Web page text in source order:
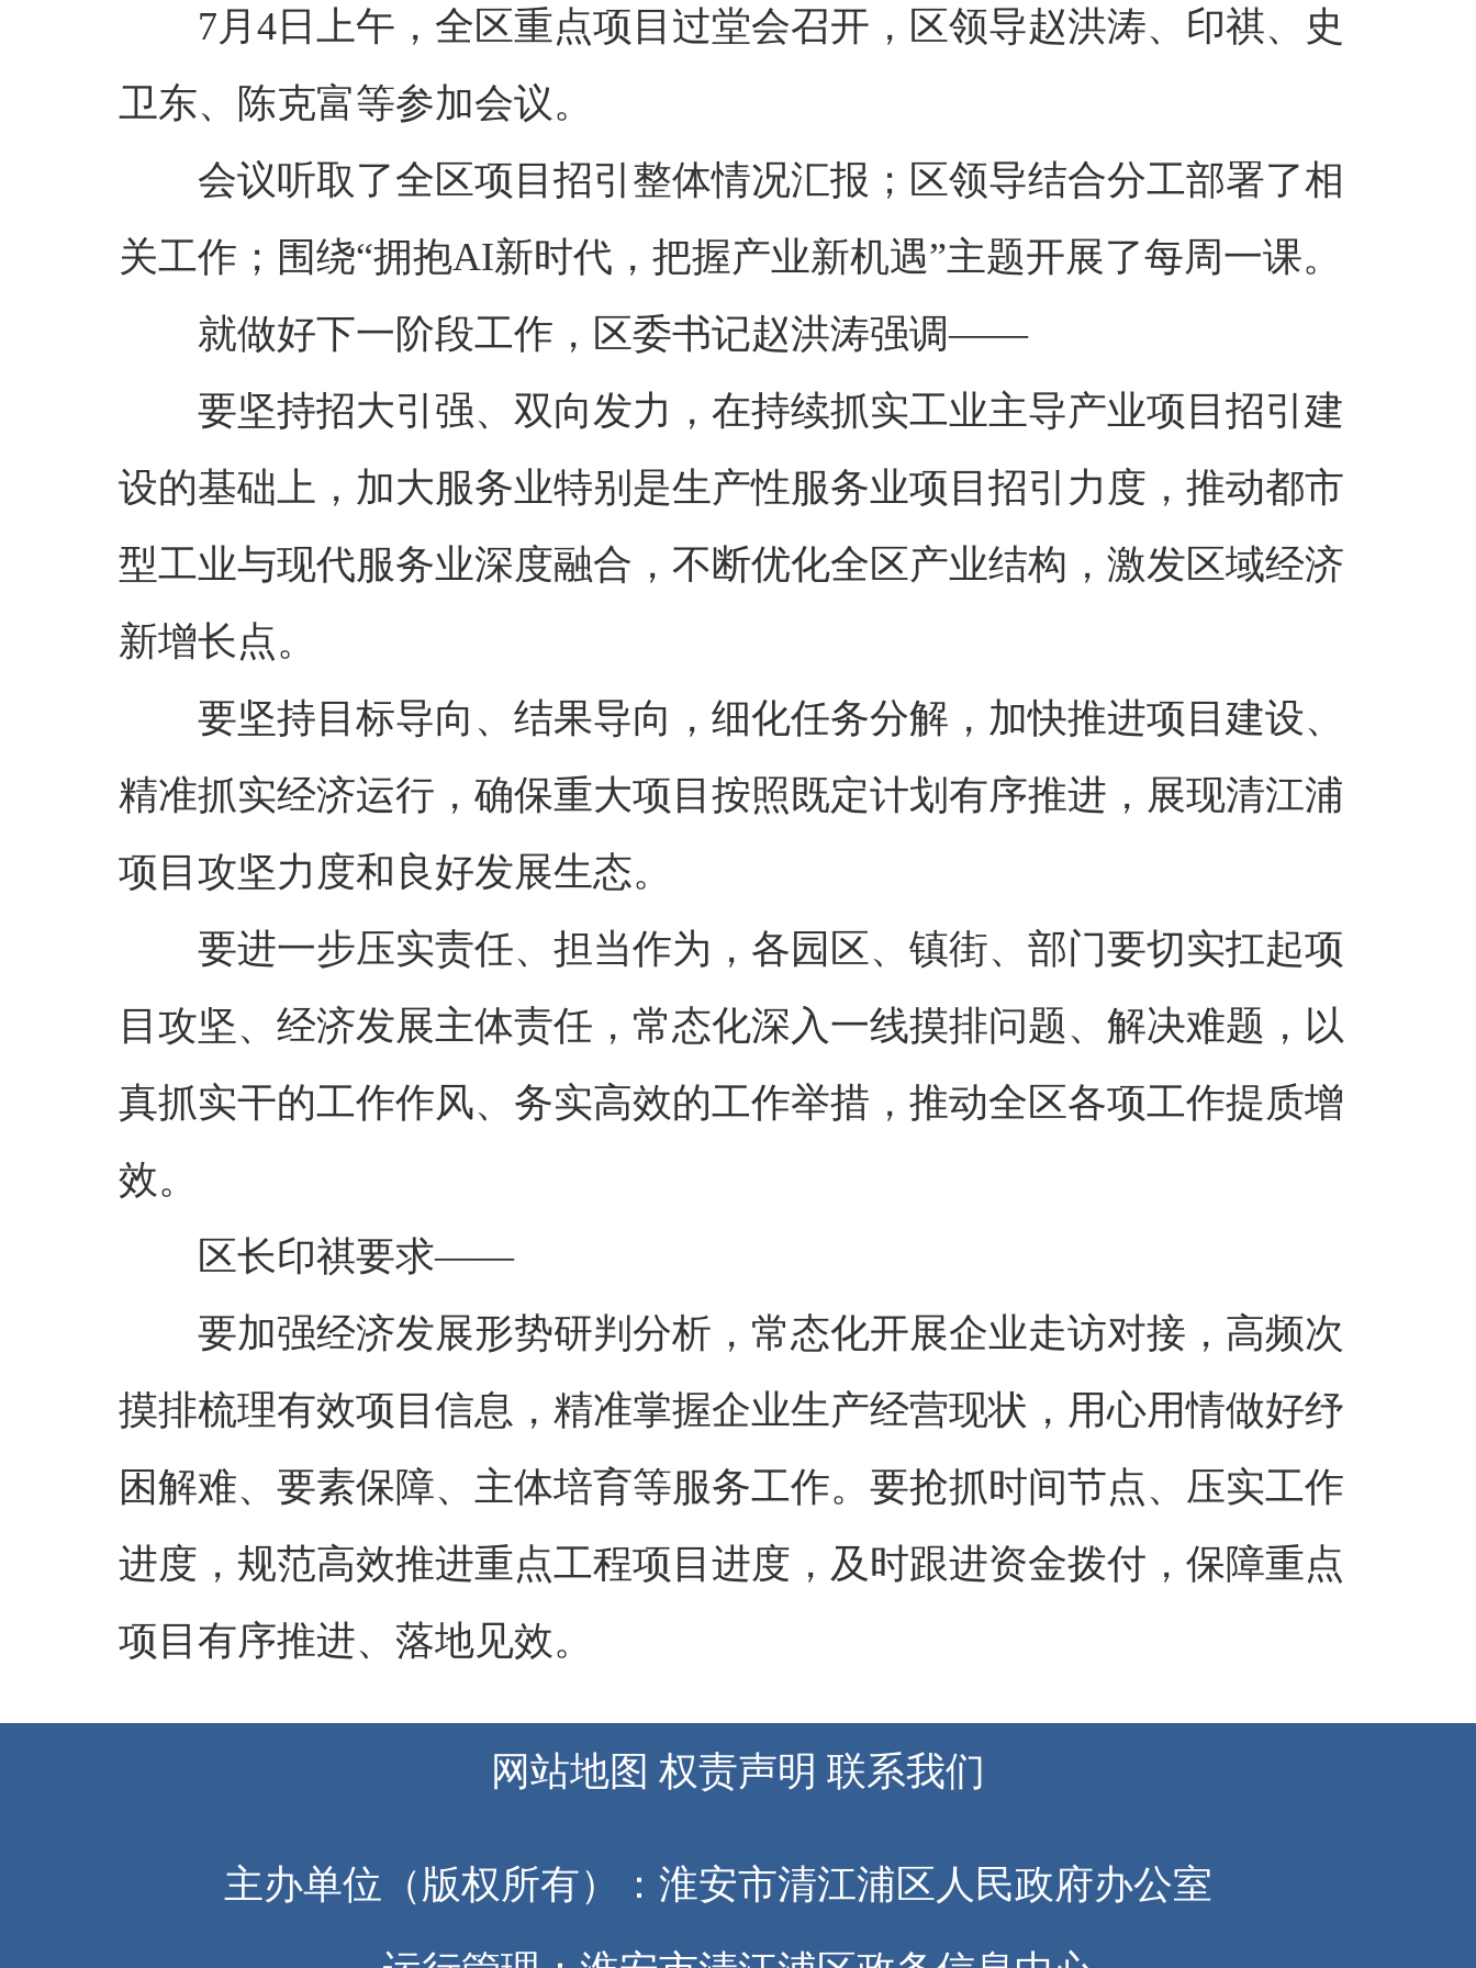
7月4日上午，全区重点项目过堂会召开，区领导赵洪涛、印祺、史
卫东、陈克富等参加会议。
会议听取了全区项目招引整体情况汇报；区领导结合分工部署了相
关工作；围绕“拥抱AI新时代，把握产业新机遇”主题开展了每周一课。
就做好下一阶段工作，区委书记赵洪涛强调——
要坚持招大引强、双向发力，在持续抓实工业主导产业项目招引建
设的基础上，加大服务业特别是生产性服务业项目招引力度，推动都市
型工业与现代服务业深度融合，不断优化全区产业结构，激发区域经济
新增长点。
要坚持目标导向、结果导向，细化任务分解，加快推进项目建设、
精准抓实经济运行，确保重大项目按照既定计划有序推进，展现清江浦
项目攻坚力度和良好发展生态。
要进一步压实责任、担当作为，各园区、镇街、部门要切实扛起项
目攻坚、经济发展主体责任，常态化深入一线摸排问题、解决难题，以
真抓实干的工作作风、务实高效的工作举措，推动全区各项工作提质增
效。
区长印祺要求——
要加强经济发展形势研判分析，常态化开展企业走访对接，高频次
摸排梳理有效项目信息，精准掌握企业生产经营现状，用心用情做好纾
困解难、要素保障、主体培育等服务工作。要抢抓时间节点、压实工作
进度，规范高效推进重点工程项目进度，及时跟进资金拨付，保障重点
项目有序推进、落地见效。
网站地图 权责声明 联系我们
主办单位（版权所有）：淮安市清江浦区人民政府办公室